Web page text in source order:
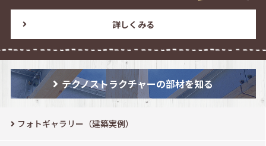
詳しくみる
テクノストラクチャーの部材を知る
フォトギャラリー（建築実例）